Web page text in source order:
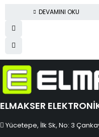
DEVAMINI OKU
ELMAKSER
Yücetepe, İlk Sk, No: 3